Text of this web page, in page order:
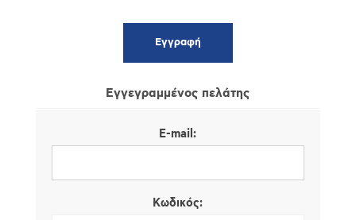
Εγγεγραμμένος πελάτης
E-mail:
Κωδικός: